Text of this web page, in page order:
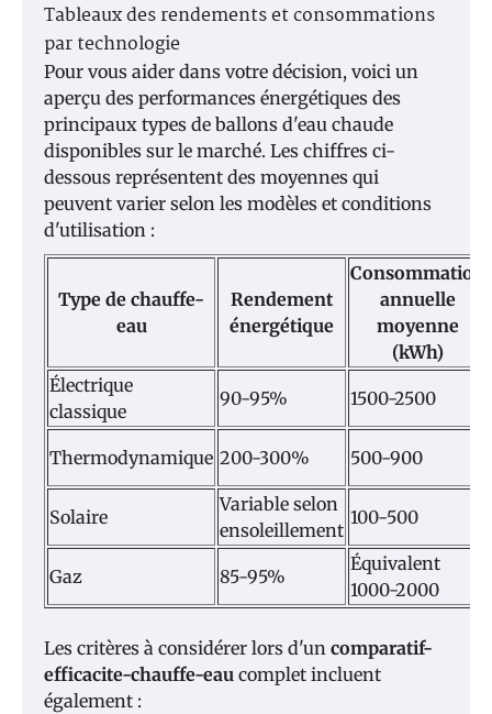
Tableaux des rendements et consommations
par technologie
Pour vous aider dans votre décision, voici un
aperçu des performances énergétiques des
principaux types de ballons d'eau chaude
disponibles sur le marché. Les chiffres ci-
dessous représentent des moyennes qui
peuvent varier selon les modèles et conditions
d'utilisation :
Type de chauffe-
eau
Rendement
énergétique
Consommation
annuelle
moyenne
(kWh)
Électrique
classique
90-95% 1500-2500
Thermodynamique 200-300% 500-900
Solaire
Variable selon
ensoleillement
100-500
Gaz 85-95%
Équivalent
1000-2000
Les critères à considérer lors d'un comparatif-
efficacite-chauffe-eau complet incluent
également :